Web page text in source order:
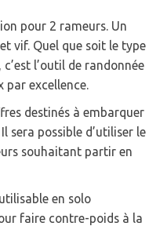
pour 2 rameurs. Un
vif. Quel que soit le type
l’outil de randonnée
par excellence.
destinés à embarquer
sera possible d’utiliser le
souhaitant partir en
en solo
faire contre-poids à la